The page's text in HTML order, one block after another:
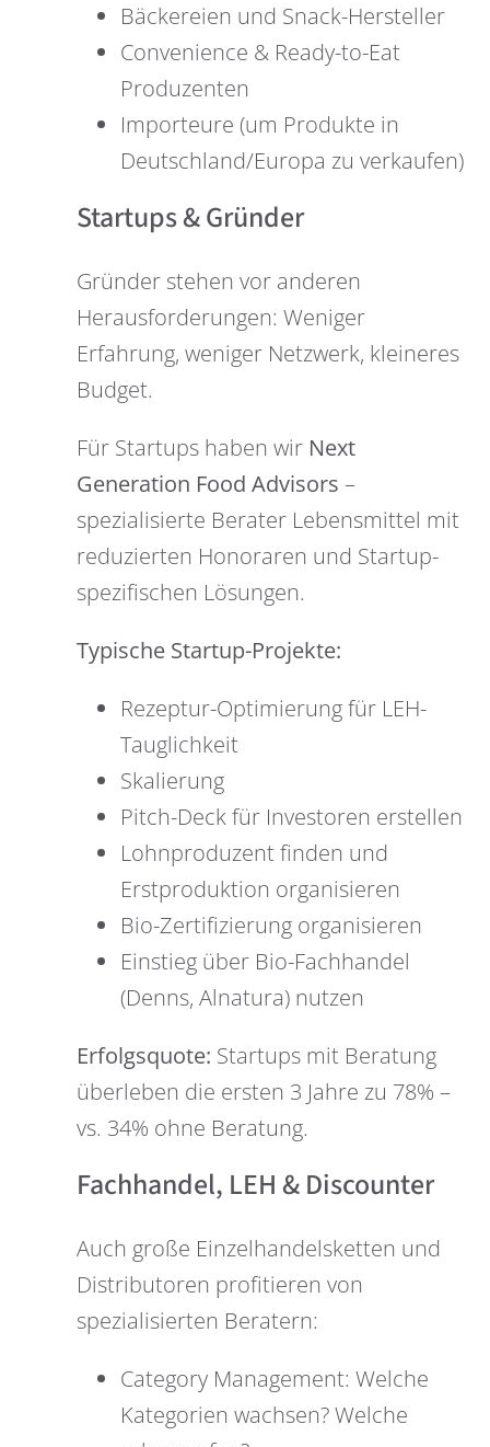
Bäckereien und Snack-Hersteller
Convenience & Ready-to-Eat
Produzenten
Importeure (um Produkte in
Deutschland/Europa zu verkaufen)
Startups & Gründer
Gründer stehen vor anderen
Herausforderungen: Weniger
Erfahrung, weniger Netzwerk, kleineres
Budget.
Für Startups haben wir Next
Generation Food Advisors –
spezialisierte Berater Lebensmittel mit
reduzierten Honoraren und Startup-
spezifischen Lösungen.
Typische Startup-Projekte:
Rezeptur-Optimierung für LEH-
Tauglichkeit
Skalierung
Pitch-Deck für Investoren erstellen
Lohnproduzent finden und
Erstproduktion organisieren
Bio-Zertifizierung organisieren
Einstieg über Bio-Fachhandel
(Denns, Alnatura) nutzen
Erfolgsquote: Startups mit Beratung
überleben die ersten 3 Jahre zu 78% –
vs. 34% ohne Beratung.
Fachhandel, LEH & Discounter
Auch große Einzelhandelsketten und
Distributoren profitieren von
spezialisierten Beratern:
Category Management: Welche
Kategorien wachsen? Welche